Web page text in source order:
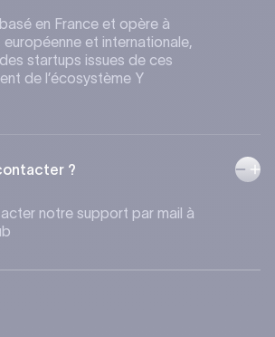
en France et opère à
européenne et internationale,
startups issues de ces
de l’écosystème Y
?
notre support par mail à